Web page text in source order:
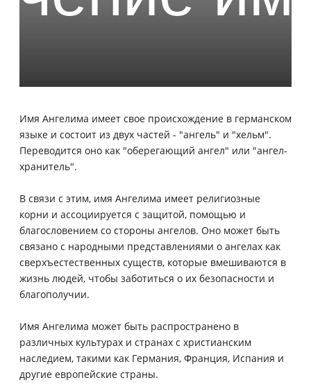
Имя Ангелима имеет свое происхождение в германском
языке и состоит из двух частей - "ангель" и "хельм".
Переводится оно как "оберегающий ангел" или "ангел-
хранитель".
В связи с этим, имя Ангелима имеет религиозные
корни и ассоциируется с защитой, помощью и
благословением со стороны ангелов. Оно может быть
связано с народными представлениями о ангелах как
сверхъестественных существ, которые вмешиваются в
жизнь людей, чтобы заботиться о их безопасности и
благополучии.
Имя Ангелима может быть распространено в
различных культурах и странах с христианским
наследием, такими как Германия, Франция, Испания и
другие европейские страны.